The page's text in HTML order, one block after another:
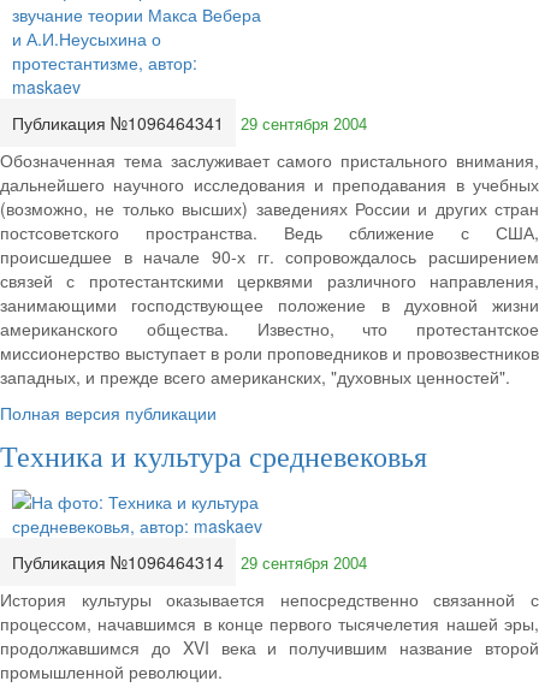
Публикация №1096464341 29 сентября 2004
Обозначенная тема заслуживает самого пристального внимания,
дальнейшего научного исследования и преподавания в учебных
(возможно, не только высших) заведениях России и других стран
постсоветского пространства. Ведь сближение с США,
происшедшее в начале 90-х гг. сопровождалось расширением
связей с протестантскими церквями различного направления,
занимающими господствующее положение в духовной жизни
американского общества. Известно, что протестантское
миссионерство выступает в роли проповедников и провозвестников
западных, и прежде всего американских, "духовных ценностей".
Полная версия публикации
Техника и культура средневековья
Публикация №1096464314 29 сентября 2004
История культуры оказывается непосредственно связанной с
процессом, начавшимся в конце первого тысячелетия нашей эры,
продолжавшимся до XVI века и получившим название второй
промышленной революции.